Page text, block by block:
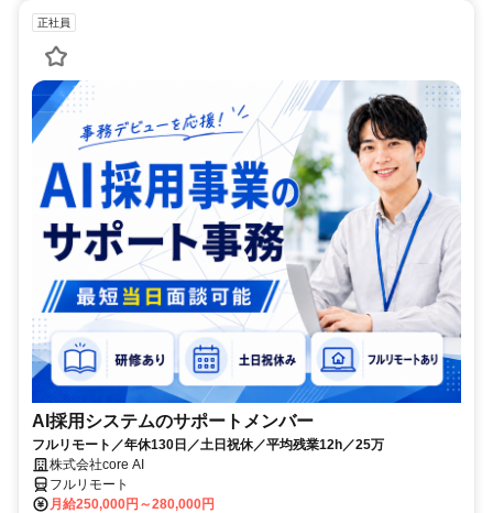
正社員
AI採用システムのサポートメンバー
フルリモート／年休130日／土日祝休／平均残業12h／25万
株式会社core AI
フルリモート
月給250,000円～280,000円